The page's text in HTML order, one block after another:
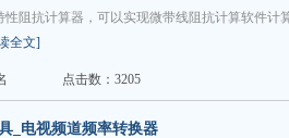
阻抗计算器，可以实现微带线阻抗计算软件计
全文]
点击数：3205
_电视频道频率转换器